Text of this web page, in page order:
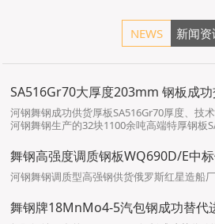
NEWS 新闻资
SA516Gr70大厚度203mm 钢板成
河钢舞钢成功供货厚板SA516Gr70厚度、技术含量高
河钢舞钢生产的32块1100余吨高端特厚钢板
高。 河钢舞钢深入推动“两个结构”再优化，…
舞钢高强度调质钢板WQ690D/E中
河钢舞钢调质型高强钢供货俄罗斯红星造船
舞钢牌18MnMo4-5汽包钢成功替代